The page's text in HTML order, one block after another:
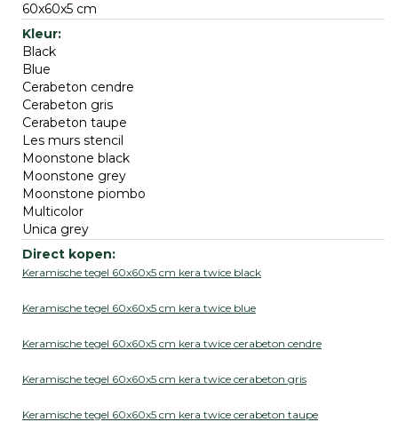
60x60x5 cm
Black
Blue
Cerabeton cendre
Cerabeton gris
Cerabeton taupe
Les murs stencil
Moonstone black
Moonstone grey
Moonstone piombo
Multicolor
Unica grey
Keramische tegel 60x60x5 cm kera twice black
Keramische tegel 60x60x5 cm kera twice blue
Keramische tegel 60x60x5 cm kera twice cerabeton cendre
Keramische tegel 60x60x5 cm kera twice cerabeton gris
Keramische tegel 60x60x5 cm kera twice cerabeton taupe